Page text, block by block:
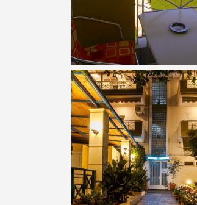
Показати всі фотографії